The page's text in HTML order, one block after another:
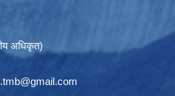
अधिकृत)